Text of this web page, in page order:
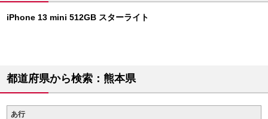
iPhone 13 mini 512GB スターライト
都道府県から検索：熊本県
あ行